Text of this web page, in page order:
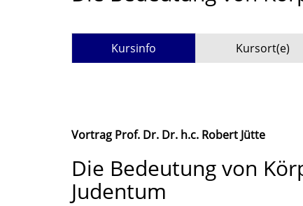
Kursinfo Kursort(e)
Vortrag Prof. Dr. Dr. h.c. Robert Jütte
Die Bedeutung von
Judentum